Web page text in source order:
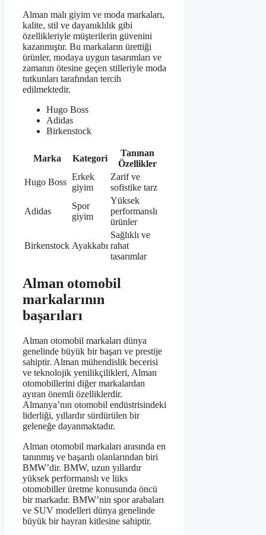
Alman malı giyim ve moda markaları,
kalite, stil ve dayanıklılık gibi
özellikleriyle müşterilerin güvenini
kazanmıştır. Bu markaların ürettiği
ürünler, modaya uygun tasarımları ve
zamanın ötesine geçen stilleriyle moda
tutkunları tarafından tercih
edilmektedir.
Hugo Boss
Adidas
Birkenstock
Marka Kategori
Tanınan
Özellikler
Hugo Boss
Erkek
giyim
Zarif ve
sofistike tarz
Adidas
Spor
giyim
Yüksek
performanslı
ürünler
Birkenstock Ayakkabı
Sağlıklı ve
rahat
tasarımlar
Alman otomobil
markalarının
başarıları
Alman otomobil markaları dünya
genelinde büyük bir başarı ve prestije
sahiptir. Alman mühendislik becerisi
ve teknolojik yenilikçilikleri, Alman
otomobillerini diğer markalardan
ayıran önemli özelliklerdir.
Almanya’nın otomobil endüstrisindeki
liderliği, yıllardır sürdürülen bir
geleneğe dayanmaktadır.
Alman otomobil markaları arasında en
tanınmış ve başarılı olanlarından biri
BMW’dir. BMW, uzun yıllardır
yüksek performanslı ve lüks
otomobiller üretme konusunda öncü
bir markadır. BMW’nin spor arabaları
ve SUV modelleri dünya genelinde
büyük bir hayran kitlesine sahiptir.